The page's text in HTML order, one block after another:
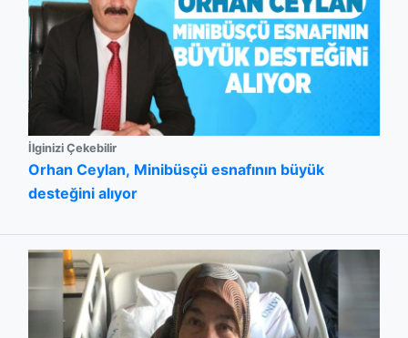
İlginizi Çekebilir
Orhan Ceylan, Minibüsçü esnafının büyük
desteğini alıyor